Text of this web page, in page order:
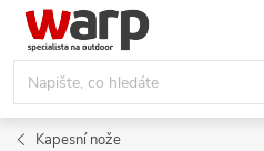
Přejít
obsah
Kapesní nože